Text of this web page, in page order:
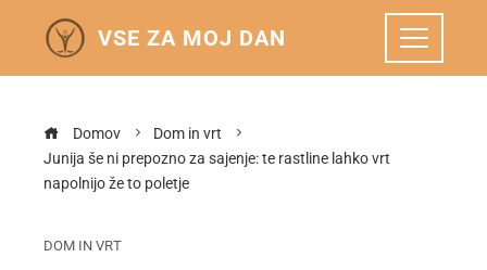
VSE ZA MOJ DAN
Domov
Dom in vrt
Junija še ni prepozno za sajenje: te rastline lahko vrt
napolnijo že to poletje
DOM IN VRT